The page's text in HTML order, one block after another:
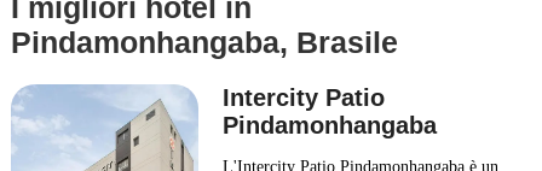
I migliori hotel in
Pindamonhangaba, Brasile
Intercity Patio
Pindamonhangaba
L'Intercity Patio Pindamonhangaba è un